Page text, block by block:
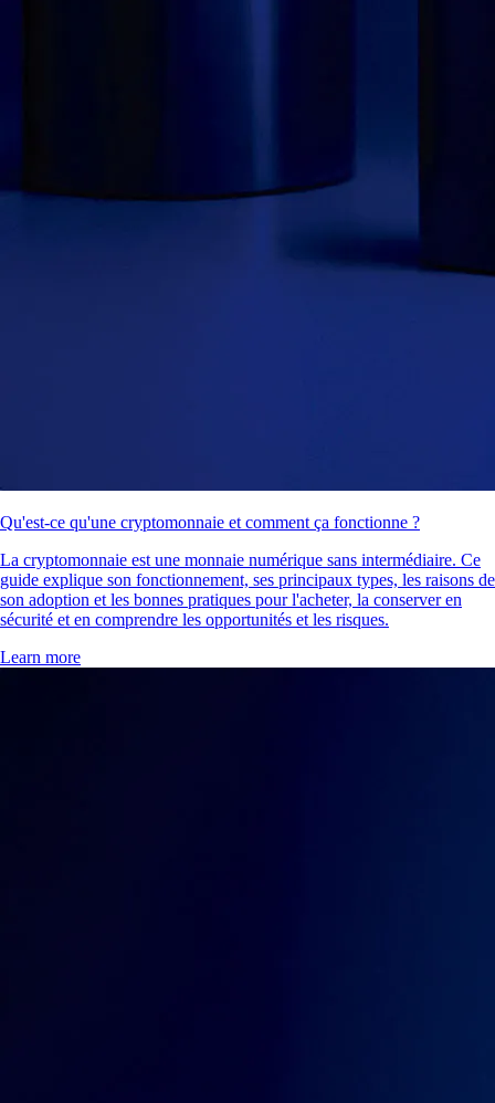
Qu'est-ce qu'une cryptomonnaie et comment ça fonctionne ?
La cryptomonnaie est une monnaie numérique sans intermédiaire. Ce
guide explique son fonctionnement, ses principaux types, les raisons de
son adoption et les bonnes pratiques pour l'acheter, la conserver en
sécurité et en comprendre les opportunités et les risques.
Learn more